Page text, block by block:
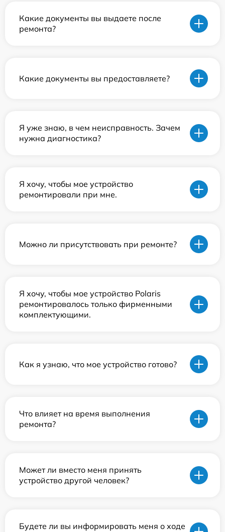
Какие документы вы выдаете после
ремонта?
Какие документы вы предоставляете?
Я уже знаю, в чем неисправность. Зачем
нужна диагностика?
Я хочу, чтобы мое устройство
ремонтировали при мне.
Можно ли присутствовать при ремонте?
Я хочу, чтобы мое устройство Polaris
ремонтировалось только фирменными
комплектующими.
Как я узнаю, что мое устройство готово?
Что влияет на время выполнения
ремонта?
Может ли вместо меня принять
устройство другой человек?
Будете ли вы информировать меня о ходе